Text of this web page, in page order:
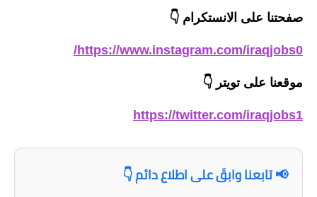
المرحلة المتوسطة
الجامعات
اخبار وقرارات وزارة التعليم
العالي
صفحتنا على الانستكرام 👇
https://www.instagram.com/iraqjobs0/
موقعنا على تويتر 👇
https://twitter.com/iraqjobs1
📢 تابعنا وابقَ على اطلاع دائم 👇